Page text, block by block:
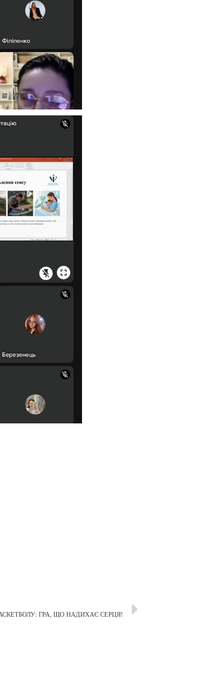
ГРА, ЩО НАДИХАЄ СЕРЦЯ!